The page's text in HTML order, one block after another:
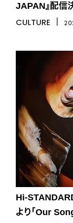
JAPAN』配信
CULTURE
Hi-
より「Our